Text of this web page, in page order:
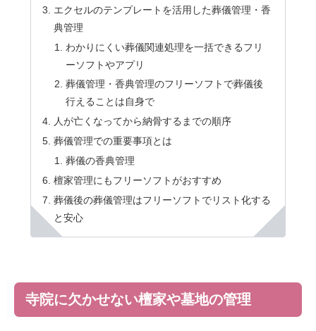
エクセルのテンプレートを活用した葬儀管理・香
典管理
わかりにくい葬儀関連処理を一括できるフリ
ーソフトやアプリ
葬儀管理・香典管理のフリーソフトで葬儀後
行えることは自身で
人が亡くなってから納骨するまでの順序
葬儀管理での重要事項とは
葬儀の香典管理
檀家管理にもフリーソフトがおすすめ
葬儀後の葬儀管理はフリーソフトでリスト化する
と安心
寺院に欠かせない檀家や墓地の管理